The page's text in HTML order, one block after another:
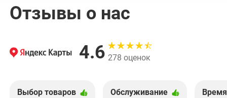
Отзывы о нас
4.6 278 оценок
Выбор товаров
Обслуживание